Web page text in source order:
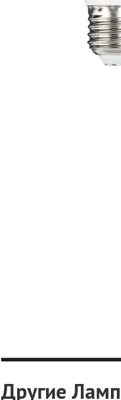
Другие